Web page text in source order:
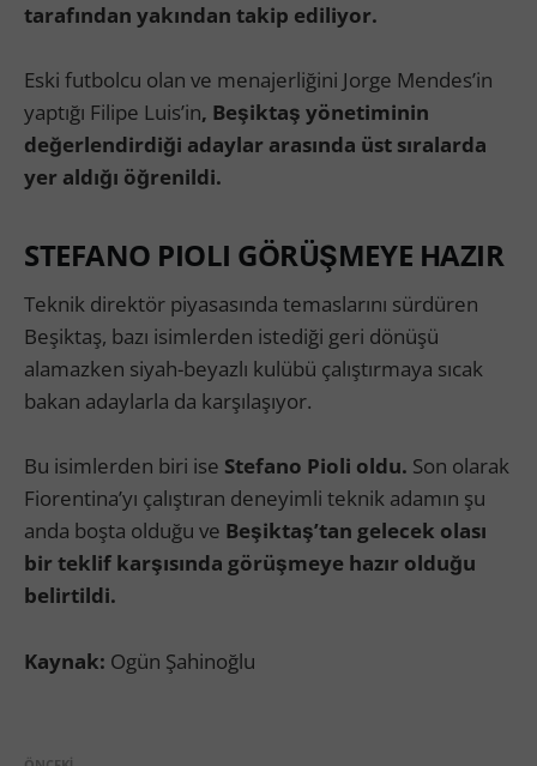
tarafından yakından takip ediliyor.
Eski futbolcu olan ve menajerliğini Jorge Mendes’in
yaptığı Filipe Luis’in, Beşiktaş yönetiminin
değerlendirdiği adaylar arasında üst sıralarda
yer aldığı öğrenildi.
STEFANO PIOLI GÖRÜŞMEYE HAZIR
Teknik direktör piyasasında temaslarını sürdüren
Beşiktaş, bazı isimlerden istediği geri dönüşü
alamazken siyah-beyazlı kulübü çalıştırmaya sıcak
bakan adaylarla da karşılaşıyor.
Bu isimlerden biri ise Stefano Pioli oldu. Son olarak
Fiorentina’yı çalıştıran deneyimli teknik adamın şu
anda boşta olduğu ve Beşiktaş’tan gelecek olası
bir teklif karşısında görüşmeye hazır olduğu
belirtildi.
Kaynak: Ogün Şahinoğlu